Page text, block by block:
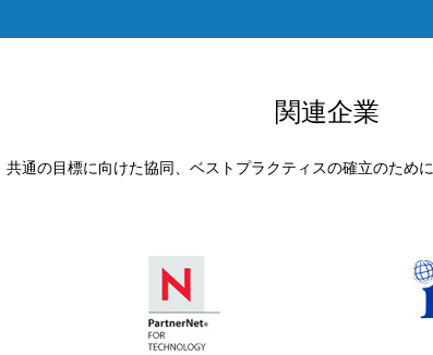
関連企業
通の目標に向けた協同、ベストプラクティスの確立のため